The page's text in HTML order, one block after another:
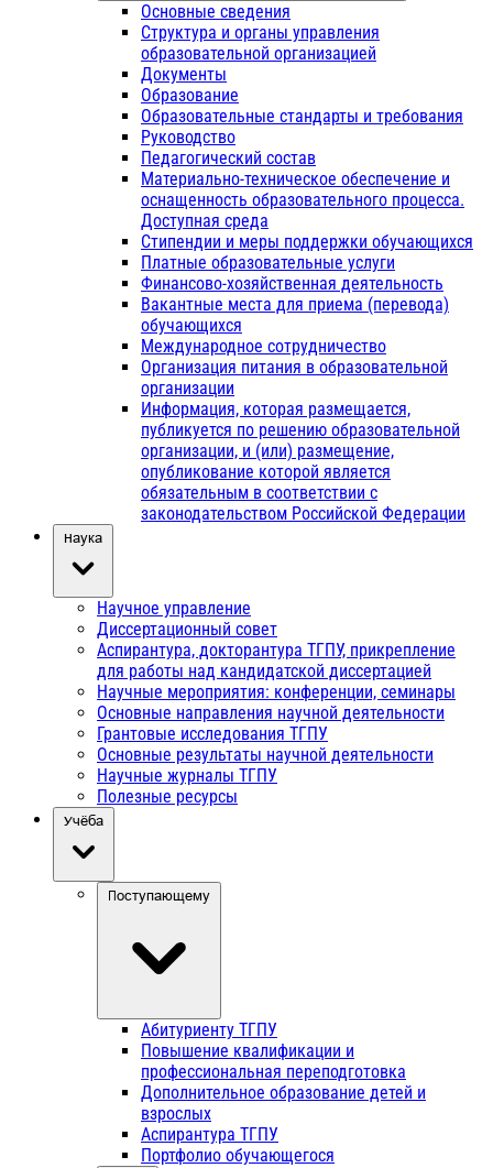
Основные сведения
Структура и органы управления
образовательной организацией
Документы
Образование
Образовательные стандарты и требования
Руководство
Педагогический состав
Материально-техническое обеспечение и
оснащенность образовательного процесса.
Доступная среда
Стипендии и меры поддержки обучающихся
Платные образовательные услуги
Финансово-хозяйственная деятельность
Вакантные места для приема (перевода)
обучающихся
Международное сотрудничество
Организация питания в образовательной
организации
Информация, которая размещается,
публикуется по решению образовательной
организации, и (или) размещение,
опубликование которой является
обязательным в соответствии с
законодательством Российской Федерации
Наука
Научное управление
Диссертационный совет
Аспирантура, докторантура ТГПУ, прикрепление
для работы над кандидатской диссертацией
Научные мероприятия: конференции, семинары
Основные направления научной деятельности
Грантовые исследования ТГПУ
Основные результаты научной деятельности
Научные журналы ТГПУ
Полезные ресурсы
Учёба
Поступающему
Абитуриенту ТГПУ
Повышение квалификации и
профессиональная переподготовка
Дополнительное образование детей и
взрослых
Аспирантура ТГПУ
Портфолио обучающегося